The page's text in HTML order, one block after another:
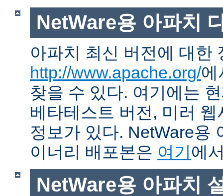
NetWare용 아파치
아파치 최신 버전에 대한
http://www.apache.org/에
찾을 수 있다. 여기에는
베타테스트 버전, 미러
정보가 있다. NetWare용
이너리 배포본은 여기에
NetWare용 아파치